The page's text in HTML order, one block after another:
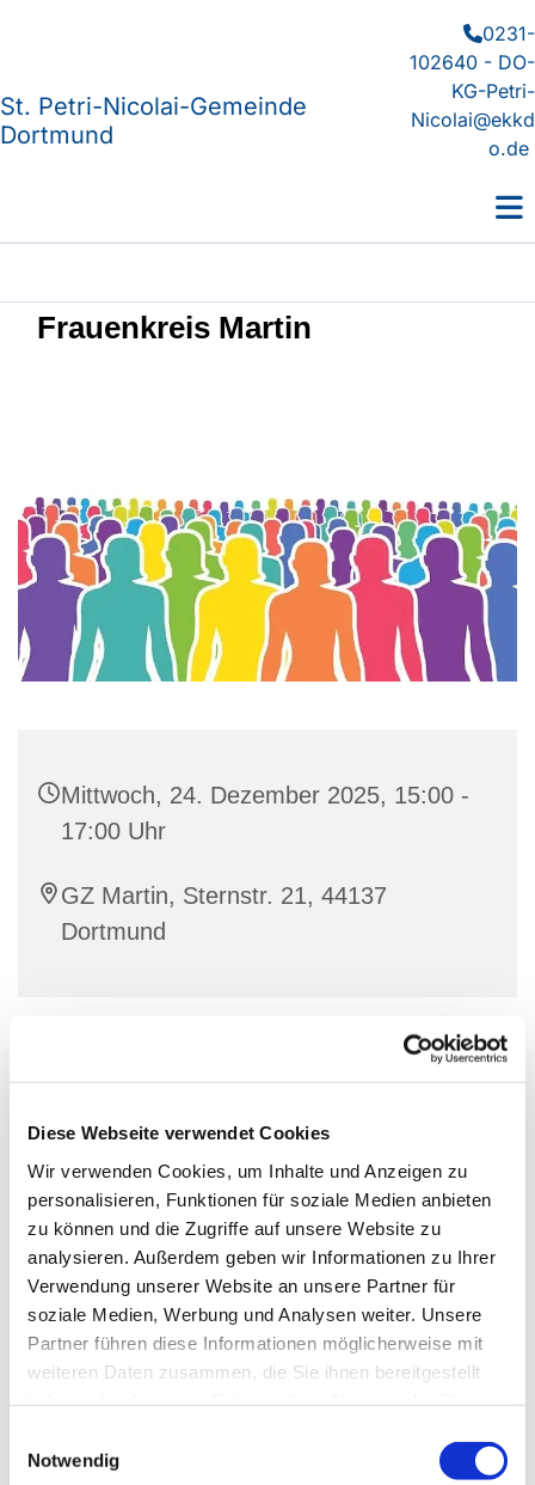
Diese Webseite verwendet Cookies
Wir verwenden Cookies, um Inhalte und Anzeigen zu
personalisieren, Funktionen für soziale Medien anbieten
zu können und die Zugriffe auf unsere Website zu
analysieren. Außerdem geben wir Informationen zu Ihrer
Verwendung unserer Website an unsere Partner für
soziale Medien, Werbung und Analysen weiter. Unsere
Partner führen diese Informationen möglicherweise mit
weiteren Daten zusammen, die Sie ihnen bereitgestellt
Notwendig
St. Petri-Nicolai-Gemeinde
Dortmund
0231-
102640 - DO-
KG-Petri-
Nicolai@ekkd
o.de
Frauenkreis Martin
Mittwoch, 24. Dezember 2025, 15:00 -
17:00 Uhr
GZ Martin, Sternstr. 21, 44137
Dortmund